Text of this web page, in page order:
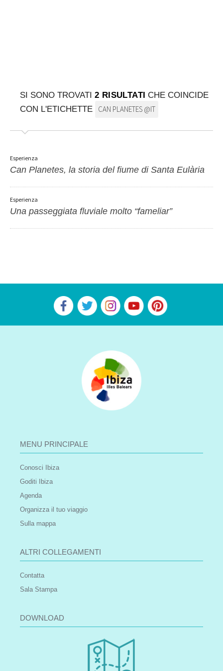
SI SONO TROVATI 2 RISULTATI CHE COINCIDE
CON L'ETICHETTE
CAN PLANETES @IT
Esperienza
Can Planetes, la storia del fiume di Santa Eulària
Esperienza
Una passeggiata fluviale molto “fameliar”
MENU PRINCIPALE
Conosci Ibiza
Goditi Ibiza
Agenda
Organizza il tuo viaggio
Sulla mappa
ALTRI COLLEGAMENTI
Contatta
Sala Stampa
DOWNLOAD